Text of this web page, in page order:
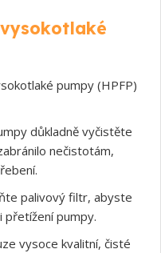
pumpy (HPFP)
důkladně vyčistěte
nečistotám,
palivový filtr, abyste
přetížení pumpy.
vysoce kvalitní, čisté